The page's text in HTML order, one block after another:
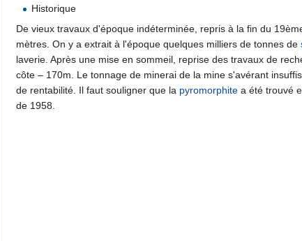
Historique
De vieux travaux d'époque indéterminée, repris à la fin du
mètres. On y a extrait à l'époque quelques milliers de tonnes de
laverie. Après une mise en sommeil, reprise des travaux de
côte – 170m. Le tonnage de minerai de la mine s'avérant
de rentabilité. Il faut souligner que la pyromorphite a été trouvé
de 1958.